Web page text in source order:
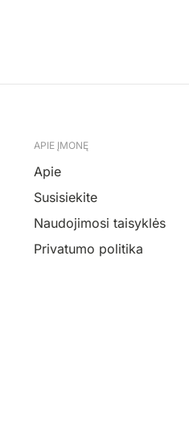
APIE ĮMONĘ
Apie
Susisiekite
Naudojimosi taisyklės
Privatumo politika